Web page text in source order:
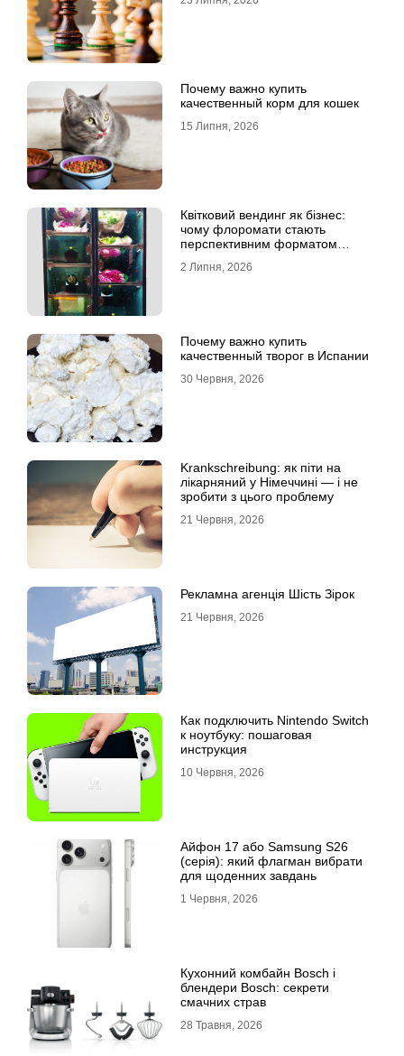
Почему важно купить
качественный корм для кошек
15 Липня, 2026
Квітковий вендинг як бізнес:
чому флоромати стають
перспективним форматом
2 Липня, 2026
Почему важно купить
качественный творог в Испании
30 Червня, 2026
Krankschreibung: як піти на
лікарняний у Німеччині — і не
зробити з цього проблему
21 Червня, 2026
Рекламна агенція Шість Зірок
21 Червня, 2026
Как подключить Nintendo Switch
к ноутбуку: пошаговая
инструкция
10 Червня, 2026
Айфон 17 або Samsung S26
(серія): який флагман вибрати
для щоденних завдань
1 Червня, 2026
Кухонний комбайн Bosch і
блендери Bosch: секрети
смачних страв
28 Травня, 2026